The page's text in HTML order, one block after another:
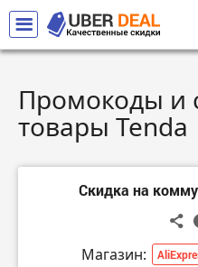
Промокоды и
товары Tenda
Скидка на
Магазин: